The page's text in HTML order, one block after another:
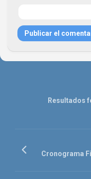
Resultados
Cronograma